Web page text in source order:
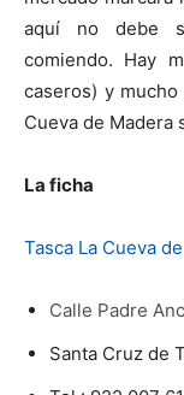
aquí no debe
comiendo. Hay
caseros) y
Cueva de Madera
La ficha
Tasca La Cueva
Calle Padre
Santa Cruz de